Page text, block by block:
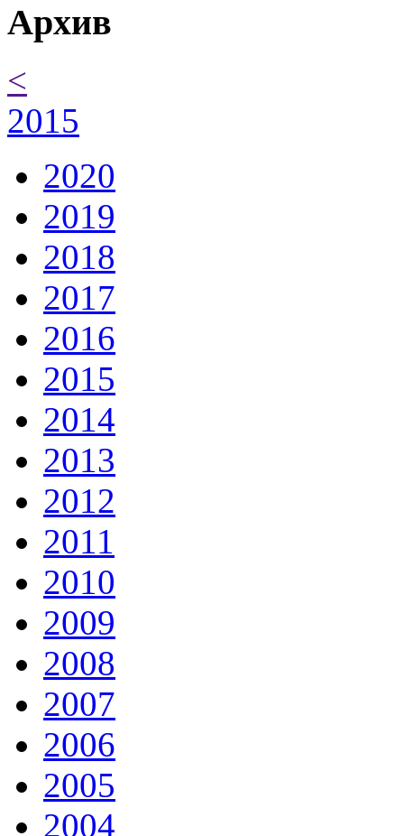
Архив
<
2015
2020
2019
2018
2017
2016
2015
2014
2013
2012
2011
2010
2009
2008
2007
2006
2005
2004